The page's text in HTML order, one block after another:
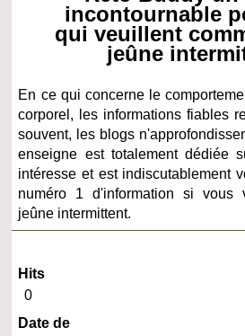
incontournable
qui veuillent
jeûne
En ce qui concerne le
corporel, les informations fiables
souvent, les blogs
enseigne est totalement dédiée
intéresse et est indiscutablement
numéro 1 d'information si vous
jeûne intermittent.
Hits
0
Date de